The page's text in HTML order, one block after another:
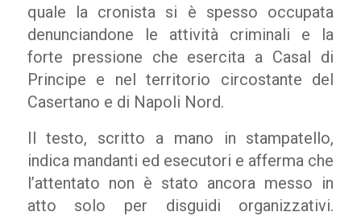
quale la cronista si è spesso occupata
denunciandone le attività criminali e la
forte pressione che esercita a Casal di
Principe e nel territorio circostante del
Casertano e di Napoli Nord.
Il testo, scritto a mano in stampatello,
indica mandanti ed esecutori e afferma che
l’attentato non è stato ancora messo in
atto solo per disguidi organizzativi.